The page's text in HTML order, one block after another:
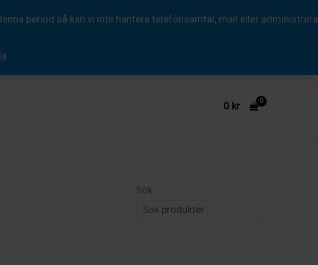
period så kan vi inte hantera telefonsamtal, mail eller administrera
0 kr
Sök